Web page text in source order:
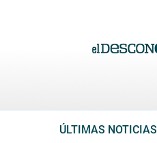
ÚLTIMAS NOTICIAS